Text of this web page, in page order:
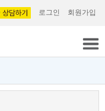
로그인 회원가입